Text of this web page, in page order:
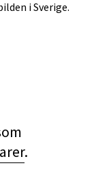
i Sverige.
.